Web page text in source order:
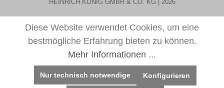
HEINRICH KÖNIG GMBH & CO. KG | 2026
Diese Website verwendet Cookies, um eine
bestmögliche Erfahrung bieten zu können.
Mehr Informationen ...
Nur technisch notwendige Konfigurieren